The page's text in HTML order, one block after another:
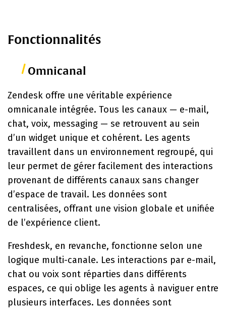
Fonctionnalités
Omnicanal
Zendesk offre une véritable expérience
omnicanale intégrée. Tous les canaux — e-mail,
chat, voix, messaging — se retrouvent au sein
d’un widget unique et cohérent. Les agents
travaillent dans un environnement regroupé, qui
leur permet de gérer facilement des interactions
provenant de différents canaux sans changer
d’espace de travail. Les données sont
centralisées, offrant une vision globale et unifiée
de l’expérience client.
Freshdesk, en revanche, fonctionne selon une
logique multi-canale. Les interactions par e-mail,
chat ou voix sont réparties dans différents
espaces, ce qui oblige les agents à naviguer entre
plusieurs interfaces. Les données sont